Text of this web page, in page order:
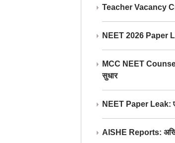
Teacher Vacancy
NEET 2026 Paper
MCC NEET
सुधार
NEET Paper Leak:
AISHE Reports: अखिल